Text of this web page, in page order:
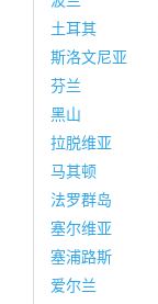
土耳其
斯洛文尼亚
芬兰
黑山
拉脱维亚
马其顿
法罗群岛
塞尔维亚
塞浦路斯
爱尔兰